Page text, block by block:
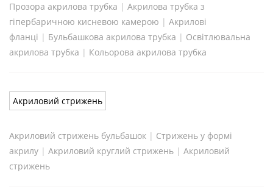
Прозора акрилова трубка | Акрилова трубка з
гіпербаричною кисневою камерою | Акрилові
фланці | Бульбашкова акрилова трубка | Освітлювальна
акрилова трубка | Кольорова акрилова трубка
Акриловий стрижень
Акриловий стрижень бульбашок | Стрижень у формі
акрилу | Акриловий круглий стрижень | Акриловий
стрижень